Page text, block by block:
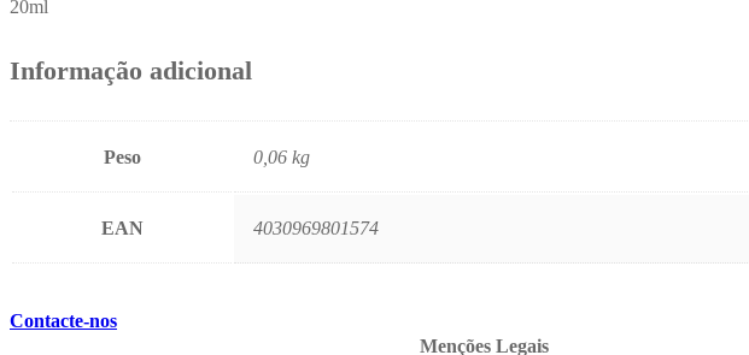
20ml
Informação adicional
Peso 0,06 kg
EAN 4030969801574
Contacte-nos
Menções Legais